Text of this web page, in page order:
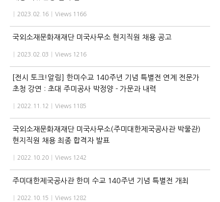
2023.02.16 Views 1166
국외소재문화재재단 미국사무소 현지직원 채용 공고
2023.02.03 Views 1216
[전시 토크!알림] 한미수교 140주년 기념 특별전 연계 전문가
초청 강연 : 초대 주미공사 박정양 - 가문과 내력
2022.11.12 Views 1185
국외소재문화재재단 미국사무소(주미대한제국공사관 박물관)
현지직원 채용 최종 합격자 발표
2022.10.20 Views 1242
주미대한제국공사관 한미 수교 140주년 기념 특별전 개최
2022.10.15 Views 1282